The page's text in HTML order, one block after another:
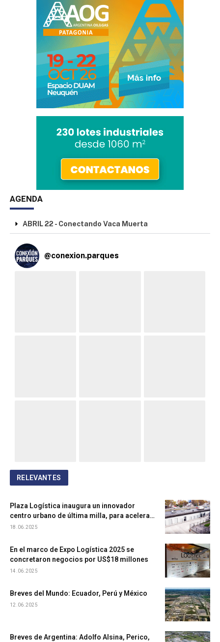
AGENDA
ABRIL 22 - Conectando Vaca Muerta
@conexion.parques
RELEVANTES
Plaza Logística inaugura un innovador
centro urbano de última milla, para acelerar
entregas y acercarse al consumidor
18.06.2025
En el marco de Expo Logística 2025 se
concretaron negocios por US$18 millones
14.06.2025
Breves del Mundo: Ecuador, Perú y México
12.06.2025
Breves de Argentina: Adolfo Alsina, Perico,